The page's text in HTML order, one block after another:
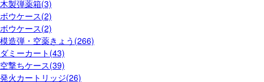
木製弾薬箱(3)
ボウケース(2)
ボウケース(2)
模造弾・空薬きょう(266)
ダミーカート(43)
空撃ちケース(39)
発火カートリッジ(26)